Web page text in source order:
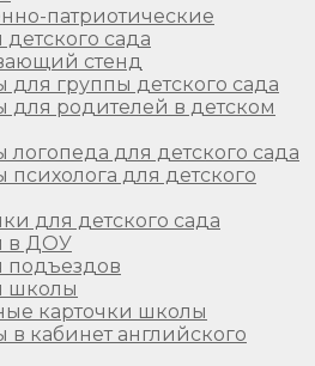
патриотические
сада
стенд
для группы детского сада
для родителей в детском
логопеда для детского сада
психолога для детского
для детского сада
в ДОУ
подъездов
школы
карточки школы
в кабинет английского